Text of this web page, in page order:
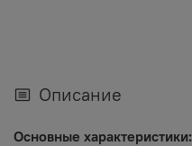
Описание
Основные характеристики: